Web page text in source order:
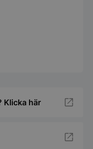
Klicka här